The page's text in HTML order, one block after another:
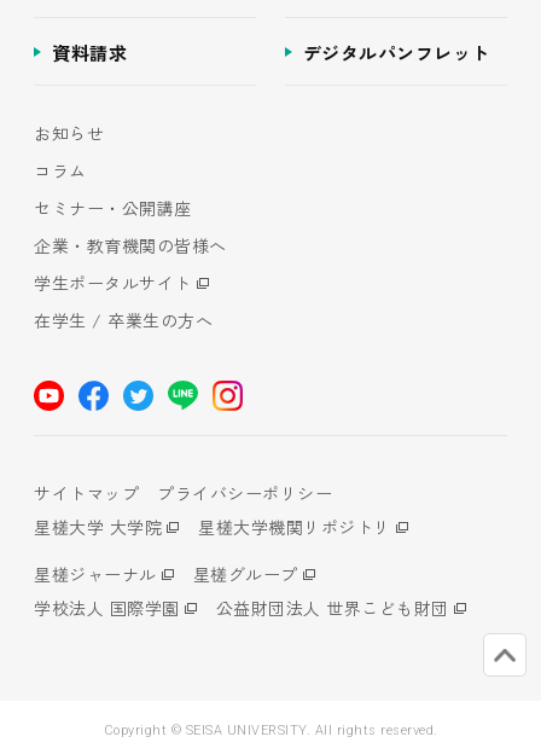
資料請求 デジタルパンフレット
お知らせ
コラム
セミナー・公開講座
企業・教育機関の皆様へ
学生ポータルサイト
在学生 / 卒業生の方へ
サイトマップ
プライバシーポリシー
星槎大学 大学院
星槎大学機関リポジトリ
星槎ジャーナル
星槎グループ
学校法人 国際学園
公益財団法人 世界こども財団
Copyright © SEISA UNIVERSITY. All rights reserved.